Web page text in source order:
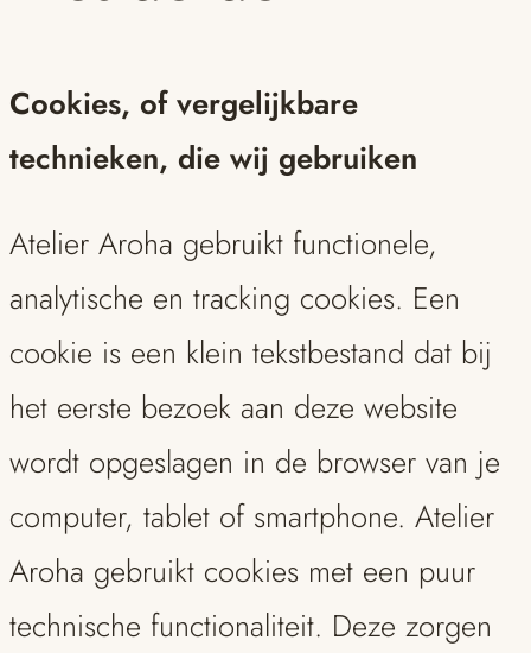
Cookies, of vergelijkbare
technieken, die wij gebruiken
Atelier Aroha gebruikt functionele,
analytische en tracking cookies. Een
cookie is een klein tekstbestand dat bij
het eerste bezoek aan deze website
wordt opgeslagen in de browser van je
computer, tablet of smartphone. Atelier
Aroha gebruikt cookies met een puur
technische functionaliteit. Deze zorgen